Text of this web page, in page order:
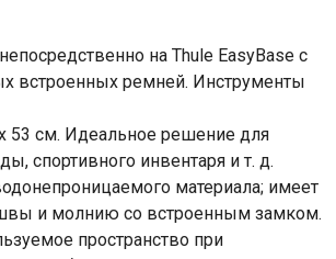
на Thule EasyBase с
встроенных ремней. Инструменты
53 см. Идеальное решение для
спортивного инвентаря и т. д.
материала; имеет
и молнию со встроенным замком.
пространство при